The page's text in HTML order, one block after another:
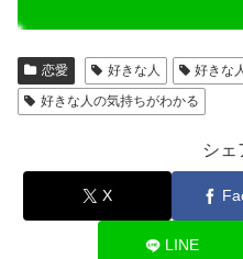
恋愛 好きな人 好きな
好きな人の気持ちがわかる
シェ
X
LINE